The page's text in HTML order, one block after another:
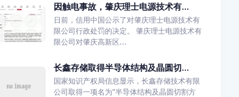
因触电事故，肇庆理士电源技术有...
日前，信用中国公示了对肇庆理士电源技术有
限公司行政处罚的决定。 肇庆理士电源技术有
限公司对肇庆高新区...
长鑫存储取得半导体结构及晶圆切...
国家知识产权局信息显示，长鑫存储技术有限
公司取得一项名为“半导体结构及晶圆切割方